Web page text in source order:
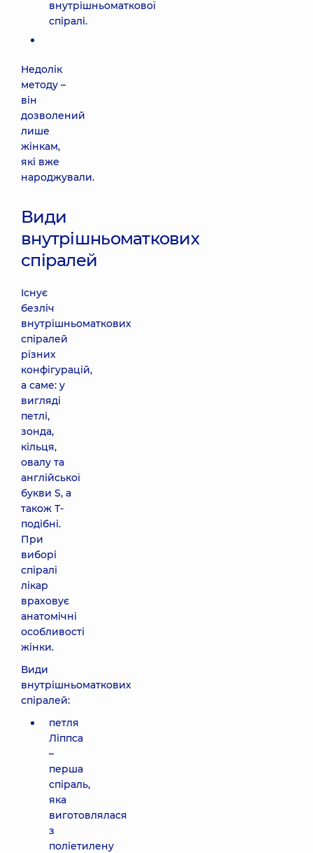
внутрішньоматкової
спіралі.
Недолік
методу –
він
дозволений
лише
жінкам,
які вже
народжували.
Види
внутрішньоматкових
спіралей
Існує
безліч
внутрішньоматкових
спіралей
різних
конфігурацій,
а саме: у
вигляді
петлі,
зонда,
кільця,
овалу та
англійської
букви S, а
також Т-
подібні.
При
виборі
спіралі
лікар
враховує
анатомічні
особливості
жінки.
Види
внутрішньоматкових
спіралей:
петля
Ліппса
–
перша
спіраль,
яка
виготовлялася
з
поліетилену